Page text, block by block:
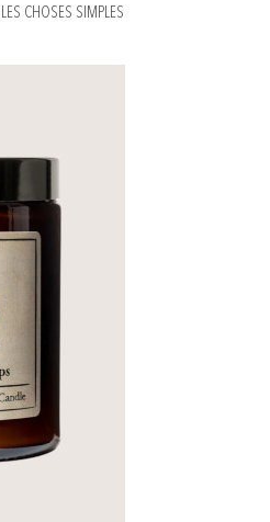
CHOSES SIMPLES